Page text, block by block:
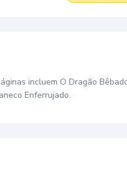
incluem O Dragão
Enferrujado.